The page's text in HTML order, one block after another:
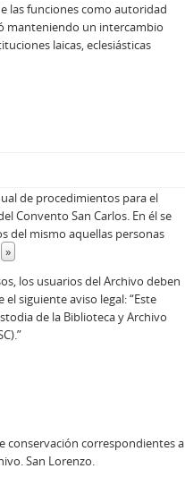
las funciones como autoridad
manteniendo un intercambio
laicas, eclesiásticas
de procedimientos para el
Convento San Carlos. En él se
del mismo aquellas personas
»
los usuarios del Archivo deben
siguiente aviso legal: “Este
de la Biblioteca y Archivo
conservación correspondientes a
San Lorenzo.